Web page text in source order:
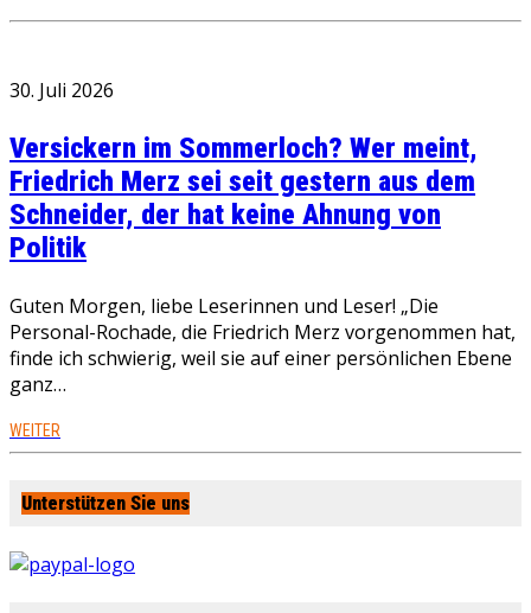
30. Juli 2026
Versickern im Sommerloch? Wer meint,
Friedrich Merz sei seit gestern aus dem
Schneider, der hat keine Ahnung von
Politik
Guten Morgen, liebe Leserinnen und Leser! „Die
Personal-Rochade, die Friedrich Merz vorgenommen hat,
finde ich schwierig, weil sie auf einer persönlichen Ebene
ganz…
WEITER
Unterstützen Sie uns